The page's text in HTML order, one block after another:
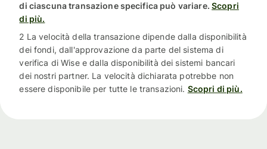
di ciascuna transazione specifica può variare. Scopri
di più.
2 La velocità della transazione dipende dalla disponibilità
dei fondi, dall'approvazione da parte del sistema di
verifica di Wise e dalla disponibilità dei sistemi bancari
dei nostri partner. La velocità dichiarata potrebbe non
essere disponibile per tutte le transazioni. Scopri di più.